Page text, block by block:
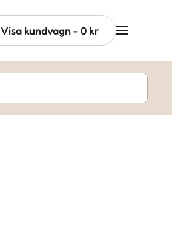
Visa kundvagn- 0 kr